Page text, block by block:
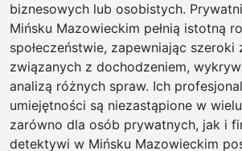
biznesowych lub osobistych.
Mińsku Mazowieckim pełnią istotną
społeczeństwie, zapewniając szeroki
związanych z dochodzeniem,
analizą różnych spraw. Ich
umiejętności są niezastąpione w
zarówno dla osób prywatnych, jak i
detektywi w Mińsku Mazowieckim